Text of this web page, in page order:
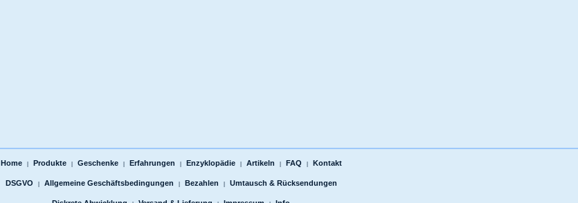
Home | Produkte | Geschenke | Erfahrungen | Enzyklopädie | Artikeln | FAQ | Kontakt
DSGVO | Allgemeine Geschäftsbedingungen | Bezahlen | Umtausch & Rücksendungen